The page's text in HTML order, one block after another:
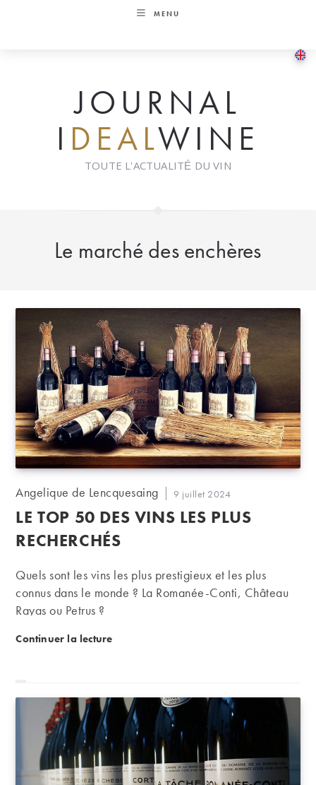
MENU
JOURNAL
I DEALWINE
TOUTE L'ACTUALITÉ DU VIN
Le marché des enchères
Auteur/autrice
la
publication :
Angelique de Lencquesaing
Publication
publiée :
9 juillet 2024
LE TOP 50 DES VINS LES PLUS
RECHERCHÉS
Quels sont les vins les plus prestigieux et les plus
connus dans le monde ? La Romanée-Conti, Château
Rayas ou Petrus ?
Continuer la lectureLe TOP 50 des vins les plus recherchés